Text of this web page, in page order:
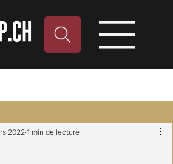
2022 1 min de lecture